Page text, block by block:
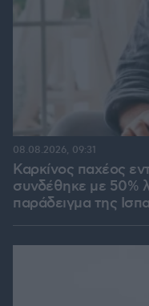
Καρκίνος παχέος
συνδέθηκε με 50%
παράδειγμα της
08.08.2026, 09:31